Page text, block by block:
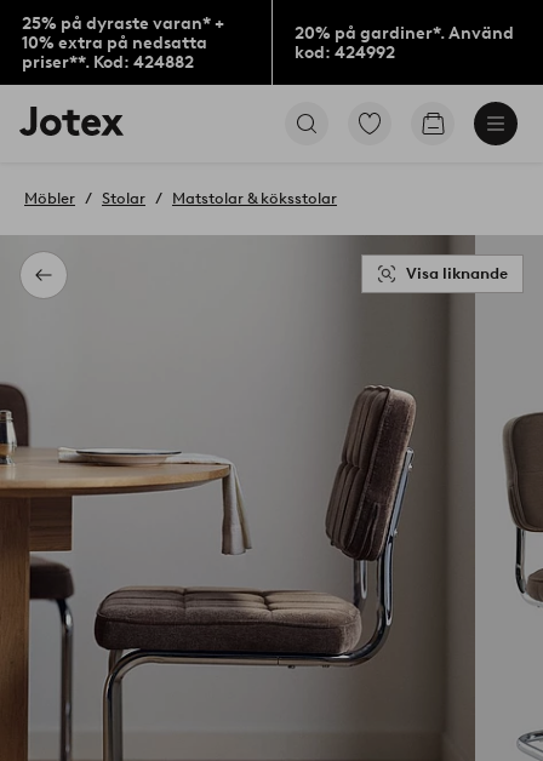
25% på dyraste varan* +
10% extra på nedsatta
priser**. Kod: 424882
20% på gardiner*. Använd
kod: 424992
Jotex
logotyp
till
Gå
Gå
Tillbaka
Möbler Stolar Matstolar & köksstolar
Visa liknande